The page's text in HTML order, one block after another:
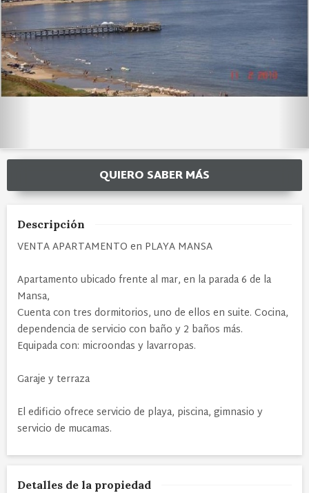
QUIERO SABER MÁS
Descripción
VENTA APARTAMENTO en PLAYA MANSA
Apartamento ubicado frente al mar, en la parada 6 de la
Mansa,
Cuenta con tres dormitorios, uno de ellos en suite. Cocina,
dependencia de servicio con baño y 2 baños más.
Equipada con: microondas y lavarropas.
Garaje y terraza
El edificio ofrece servicio de playa, piscina, gimnasio y
servicio de mucamas.
Detalles de la propiedad